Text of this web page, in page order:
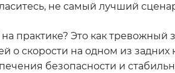
не самый лучший
на практике? Это как
о скорости на одном из
безопасности и